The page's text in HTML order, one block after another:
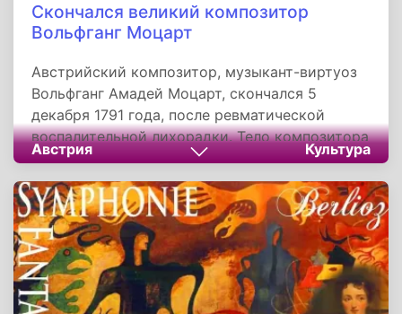
Скончался великий композитор
Вольфганг Моцарт
Австрийский композитор, музыкант-виртуоз
Вольфганг Амадей Моцарт, скончался 5
декабря 1791 года, после ревматической
воспалительной лихорадки. Тело композитора
привезено к Собору Святого Стефана, где в
Крестовой капелле, примыкающей к северной
стороне собора, состоялась скромная
прощальная церемония, на которой
присутствовали друзья. Поскольку король
Леопольд II запретил индивидуальные
погребения, композитора похоронили в общей
могиле на кладбище Святого Марка.
Австрия Культура